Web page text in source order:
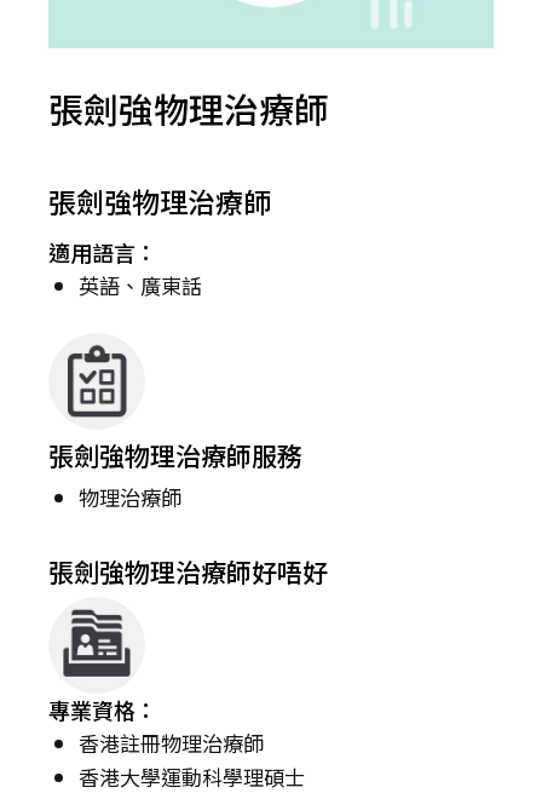
張劍強物理治療師
張劍強物理治療師
適用語言：
英語、廣東話
張劍強物理治療師服務
物理治療師
張劍強物理治療師好唔好
專業資格：
香港註冊物理治療師
香港大學運動科學理碩士